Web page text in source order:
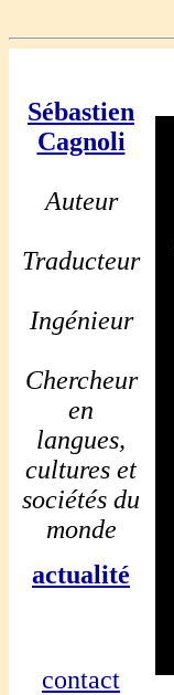
Sébastien
Cagnoli
Auteur
Traducteur
Ingénieur
Chercheur
en
langues,
cultures et
sociétés du
monde
actualité
contact